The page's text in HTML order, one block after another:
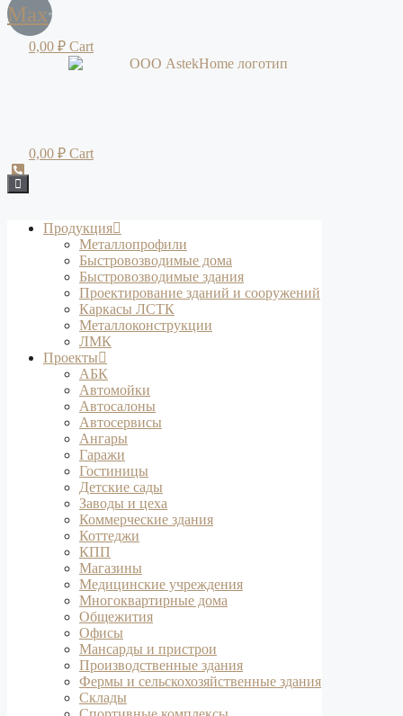
Max
0,00 ₽ Cart
0,00 ₽ Cart
Продукция
Металлопрофили
Быстровозводимые дома
Быстровозводимые здания
Проектирование зданий и сооружений
Каркасы ЛСТК
Металлоконструкции
ЛМК
Проекты
АБК
Автомойки
Автосалоны
Автосервисы
Ангары
Гаражи
Гостиницы
Детские сады
Заводы и цеха
Коммерческие здания
Коттеджи
КПП
Магазины
Медицинские учреждения
Многоквартирные дома
Общежития
Офисы
Мансарды и пристрои
Производственные здания
Фермы и сельскохозяйственные здания
Склады